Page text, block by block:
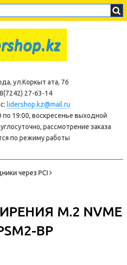
ул.Коркыт ата, 76
27-63-14
lidershop.kz@mail.ru
19:00, воскресенье выходной
рассмотрение заказа
по режиму работы
через PCI
M.2 NVME
BP